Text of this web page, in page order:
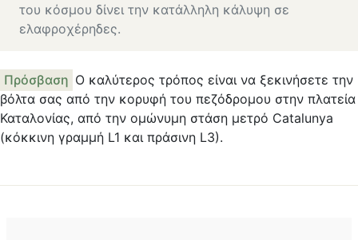
του κόσμου δίνει την κατάλληλη κάλυψη σε
ελαφροχέρηδες.
Πρόσβαση Ο καλύτερος τρόπος είναι να ξεκινήσετε την
βόλτα σας από την κορυφή του πεζόδρομου στην πλατεία
Καταλονίας, από την ομώνυμη στάση μετρό Catalunya
(κόκκινη γραμμή L1 και πράσινη L3).